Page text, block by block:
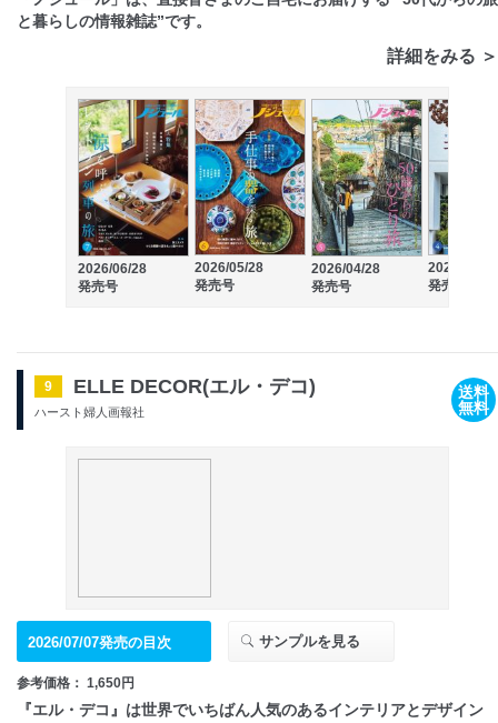
と暮らしの情報雑誌”です。
詳細をみる ＞
2026/06/28
発売号
2026/05/28
発売号
2026/04/28
発売号
2026/03/28
発売号
9 ELLE DECOR(エル・デコ)
ハースト婦人画報社
送料
無料
2026/07/07発売の目次 サンプルを見る
参考価格： 1,650円
『エル・デコ』は世界でいちばん人気のあるインテリアとデザイン